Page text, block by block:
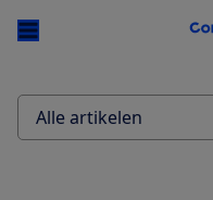
Alle artikelen